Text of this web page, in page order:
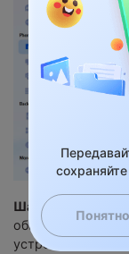
Шаг 2:
Нажмите
оба устройства
устройство с
Понятно